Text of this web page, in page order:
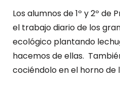
Los alumnos de 1º y 2º
el trabajo diario de los
ecológico plantando
hacemos de ellas.
cociéndolo en el horno